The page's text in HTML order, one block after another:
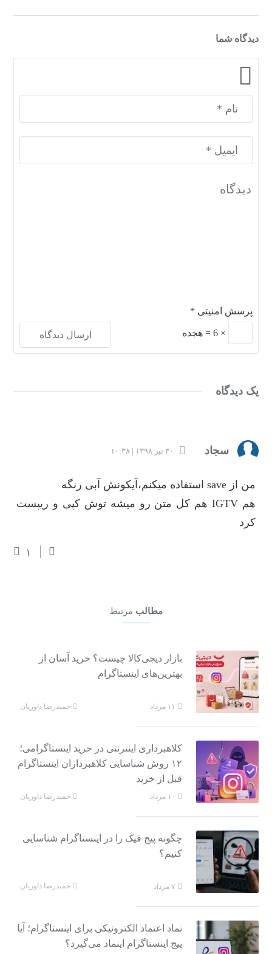
دیدگاه شما
پرسش امنیتی *
×
6
=هجده
یک دیدگاه
سجاد ۳۰ تیر ۱۳۹۸ | ۱۰:۳۸
من از save استفاده میکنم،آیکونش آبی رنگه
هم IGTV هم کل متن رو میشه توش کپی و ریپست
کرد
۱
مطالب مرتبط
بازار دیجی‌کالا چیست؟ خرید آسان از
بهترین‌های اینستاگرام
۱۱ مرداد حمیدرضا داوریان
کلاهبرداری اینترنتی در خرید اینستاگرامی؛
۱۲ روش شناسایی کلاهبرداران اینستاگرام
قبل از خرید
۱۰ مرداد حمیدرضا داوریان
چگونه پیج فیک را در اینستاگرام شناسایی
کنیم؟
۷ مرداد حمیدرضا داوریان
نماد اعتماد الکترونیکی برای اینستاگرام؛ آیا
پیج اینستاگرام اینماد می‌گیرد؟